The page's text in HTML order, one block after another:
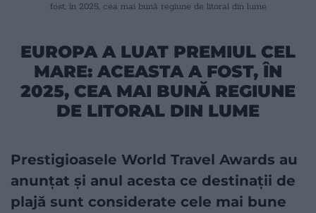
fost, în 2025, cea mai bună regiune de litoral din lume
EUROPA A LUAT PREMIUL CEL
MARE: ACEASTA A FOST, ÎN
2025, CEA MAI BUNĂ REGIUNE
DE LITORAL DIN LUME
Prestigioasele World Travel Awards au
anunțat și anul acesta ce destinații de
plajă sunt considerate cele mai bune